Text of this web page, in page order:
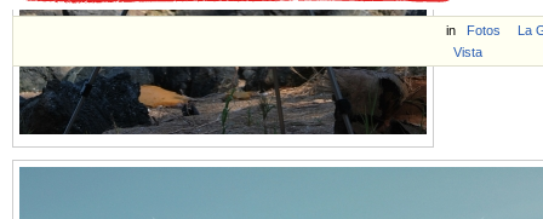
in Fotos
La
Vista